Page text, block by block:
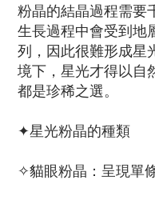
粉晶的結晶過程需要
生長過程中會受到地
列，因此很難形成星
境下，星光才得以自
都是珍稀之選。
✦星光粉晶的種類
✧貓眼粉晶：呈現單